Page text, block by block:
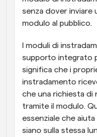
senza dover inviare
modulo al pubblico.
I moduli di
supporto integrato
significa che i
instradamento
che una richiesta di
tramite il modulo.
essenziale che
siano sulla stessa